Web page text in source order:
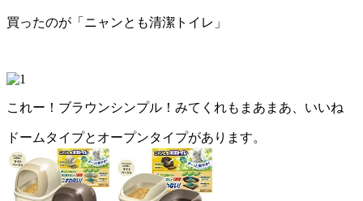
買ったのが「ニャンとも清潔トイレ」
これー！ブラウンシンプル！みてくれもまあまあ、いいね
ドームタイプとオープンタイプがあります。